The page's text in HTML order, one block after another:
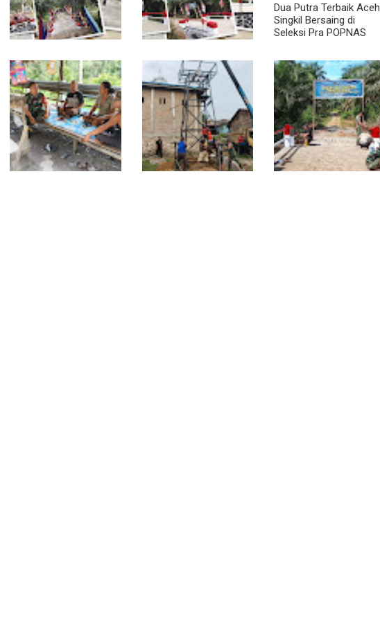
Jembatan Garuda
Rampung, Akses Warga
Teladan Baru–Kuala
Kepeng Kini Semakin
Lancar
Jembatan Garuda
Rampung, Warga
Teladan Baru Kini
Nikmati Akses Lebih
Lancar
Dua Putra Terbaik Aceh
Singkil Bersaing di
Seleksi Pra POPNAS